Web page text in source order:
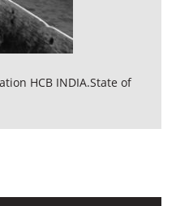
HCB INDIA.State of